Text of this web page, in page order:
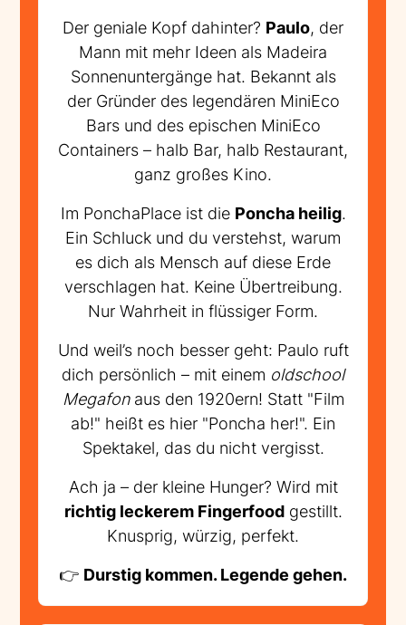
Der geniale Kopf dahinter? Paulo, der
Mann mit mehr Ideen als Madeira
Sonnenuntergänge hat. Bekannt als
der Gründer des legendären MiniEco
Bars und des epischen MiniEco
Containers – halb Bar, halb Restaurant,
ganz großes Kino.
Im PonchaPlace ist die Poncha heilig.
Ein Schluck und du verstehst, warum
es dich als Mensch auf diese Erde
verschlagen hat. Keine Übertreibung.
Nur Wahrheit in flüssiger Form.
Und weil’s noch besser geht: Paulo ruft
dich persönlich – mit einem oldschool
Megafonaus den 1920ern! Statt "Film
ab!" heißt es hier "Poncha her!". Ein
Spektakel, das du nicht vergisst.
Ach ja – der kleine Hunger? Wird mit
richtig leckerem Fingerfoodgestillt.
Knusprig, würzig, perfekt.
👉 Durstig kommen. Legende gehen.